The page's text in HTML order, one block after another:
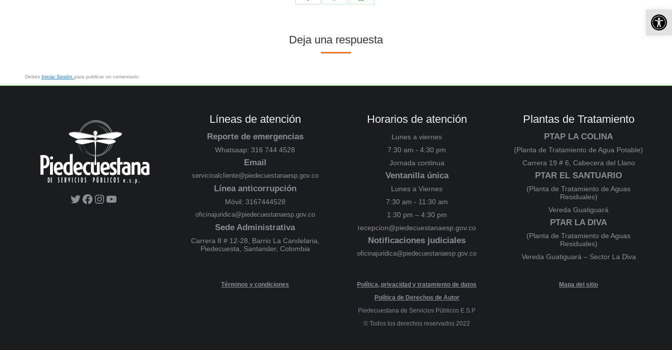
Deja una respuesta
Debes Iniciar Sesión para publicar un comentario.
Líneas de atención
Reporte de emergencias
Whatsaap: 316 744 4528
Email
servicioalcliente@piedecuestanaesp.gov.co
Línea anticorrupción
Móvil: 3167444528
oficinajuridica@piedecuestanaesp.gov.co
Sede Administrativa
Carrera 8 # 12-28, Barrio La Candelaria,
Piedecuesta, Santander, Colombia
Horarios de atención
Lunes a viernes
7:30 am - 4:30 pm
Jornada continua
Ventanilla única
Lunes a Viernes
7:30 am - 11:30 am
1:30 pm – 4:30 pm
recepcion@piedecuestanaesp.gov.co
Notificaciones judiciales
oficinajuridica@piedecuestanaesp.gov.co
Plantas de Tratamiento
PTAP LA COLINA
(Planta de Tratamiento de Agua Potable)
Carrera 19 # 6, Cabecera del Llano
PTAR EL SANTUARIO
(Planta de Tratamiento de Aguas
Residuales)
Vereda Guatiguará
PTAR LA DIVA
(Planta de Tratamiento de Aguas
Residuales)
Vereda Guatiguará – Sector La Diva
Términos y condiciones
Política, privacidad y tratamiento de datos
Política de Derechos de Autor
Piedecuestana de Servicios Públicos E.S.P
© Todos los derechos reservados 2022
Mapa del sitio